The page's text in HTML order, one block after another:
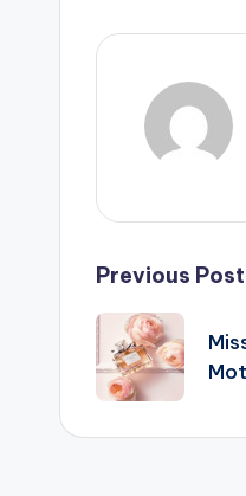
Post
Previous Post